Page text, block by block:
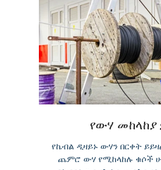
የውሃ መከላከያ
የኬብል ዲዛይኑ ውሃን በርቀት
ጨምሮ ውሃ የሚከላከሉ ቁሶች